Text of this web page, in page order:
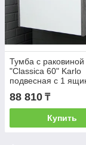
Тумба с раковиной
"Classica 60" Karlo
подвесная с 1
Бетон Домино
88 810 ₸
Купить